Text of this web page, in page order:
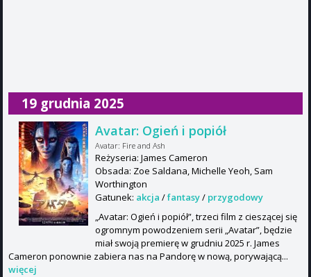
19 grudnia 2025
Avatar: Ogień i popiół
Avatar: Fire and Ash
Reżyseria: James Cameron
Obsada: Zoe Saldana, Michelle Yeoh, Sam
Worthington
Gatunek: akcja /fantasy/ przygodowy
„Avatar: Ogień i popiół”, trzeci film z cieszącej się
ogromnym powodzeniem serii „Avatar”, będzie
miał swoją premierę w grudniu 2025 r. James
Cameron ponownie zabiera nas na Pandorę w nową, porywającą...
więcej